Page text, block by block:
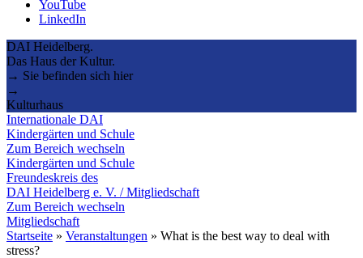
YouTube
LinkedIn
DAI Heidelberg.
Das Haus der Kultur.
→ Sie befinden sich hier
→
Kulturhaus
Internationale DAI
Kindergärten und Schule
Zum Bereich wechseln
Kindergärten und Schule
Freundeskreis des
DAI Heidelberg e. V. / Mitgliedschaft
Zum Bereich wechseln
Mitgliedschaft
Startseite » Veranstaltungen » What is the best way to deal with
stress?